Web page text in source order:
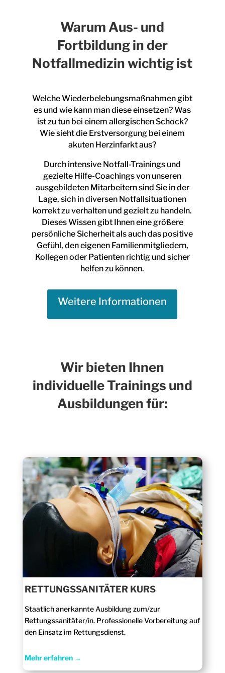
Warum Aus- und
Fortbildung in der
Notfallmedizin wichtig ist
Welche Wiederbelebungsmaßnahmen gibt
es und wie kann man diese einsetzen? Was
ist zu tun bei einem allergischen Schock?
Wie sieht die Erstversorgung bei einem
akuten Herzinfarkt aus?
Durch intensive Notfall-Trainings und
gezielte Hilfe-Coachings von unseren
ausgebildeten Mitarbeitern sind Sie in der
Lage, sich in diversen Notfallsituationen
korrekt zu verhalten und gezielt zu handeln.
Dieses Wissen gibt Ihnen eine größere
persönliche Sicherheit als auch das positive
Gefühl, den eigenen Familienmitgliedern,
Kollegen oder Patienten richtig und sicher
helfen zu können.
Weitere Informationen
Wir bieten Ihnen
individuelle Trainings und
Ausbildungen für:
RETTUNGSSANITÄTER KURS
Staatlich anerkannte Ausbildung zum/zur
Rettungssanitäter/in. Professionelle Vorbereitung auf
den Einsatz im Rettungsdienst.
Mehr erfahren →
AI Agent